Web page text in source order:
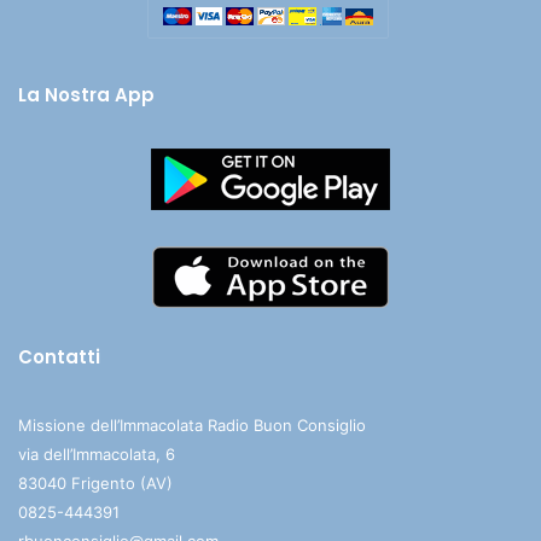
La Nostra App
Contatti
Missione dell’Immacolata Radio Buon Consiglio
via dell’Immacolata, 6
83040 Frigento (AV)
0825-444391